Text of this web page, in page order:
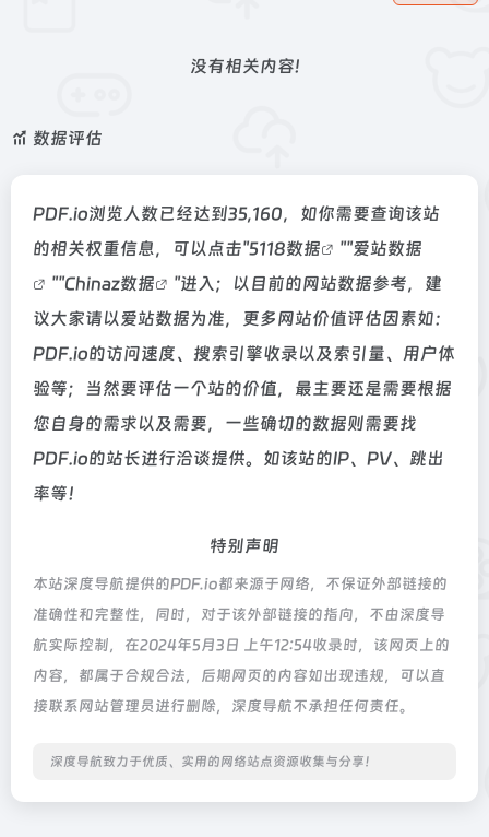
没有相关内容!
数据评估
PDF.io浏览人数已经达到35,160，如你需要查询该站
的相关权重信息，可以点击"5118数据 ""爱站数据
""Chinaz数据
"进入；以目前的网站数据参考，建
议大家请以爱站数据为准，更多网站价值评估因素如：
PDF.io的访问速度、搜索引擎收录以及索引量、用户体
验等；当然要评估一个站的价值，最主要还是需要根据
您自身的需求以及需要，一些确切的数据则需要找
PDF.io的站长进行洽谈提供。如该站的IP、PV、跳出
率等！
特别声明
本站深度导航提供的PDF.io都来源于网络，不保证外部链接的
准确性和完整性，同时，对于该外部链接的指向，不由深度导
航实际控制，在2024年5月3日 上午12:54收录时，该网页上的
内容，都属于合规合法，后期网页的内容如出现违规，可以直
接联系网站管理员进行删除，深度导航不承担任何责任。
深度导航致力于优质、实用的网络站点资源收集与分享！